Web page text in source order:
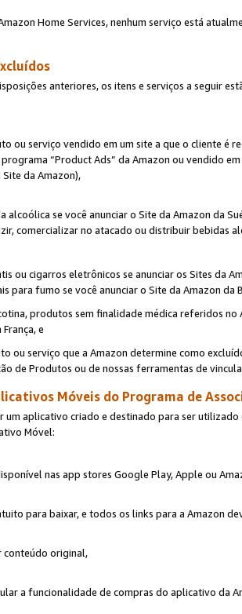
Home Services, nenhum serviço está
anteriores, os itens e serviços a seguir
ou serviço vendido em um site a que o cliente é
“Product Ads” da Amazon ou vendido
da Amazon),
alcoólica se você anunciar o Site da Amazon da
comercializar no atacado ou distribuir bebidas
ou cigarros eletrônicos se anunciar os Sites da
para fumo se você anunciar o Site da Amazon da
produtos sem finalidade médica referidos no
e
ou serviço que a Amazon determine como
de Produtos ou de nossas ferramentas de
Móveis do Programa de
um aplicativo criado e destinado para ser
Móvel:
nas app stores Google Play, Apple ou
para baixar, e todos os links para a Amazon
conteúdo original,
a funcionalidade de compras do aplicativo da